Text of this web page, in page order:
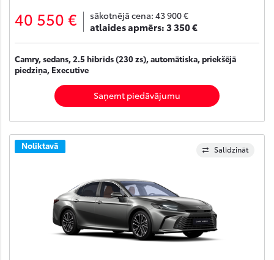
40 550 € sākotnējā cena: 43 900 €
atlaides apmērs:3 350 €
Camry, sedans, 2.5 hibrīds (230 zs), automātiska, priekšējā
piedziņa, Executive
Saņemt piedāvājumu
Salīdzināt
Noliktavā